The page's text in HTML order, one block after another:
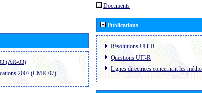
(AR-03)
2007 (CMR-07)
Documents
Publications
Résolutions UIT-R
Questions UIT-R
Lignes directrices concernant les